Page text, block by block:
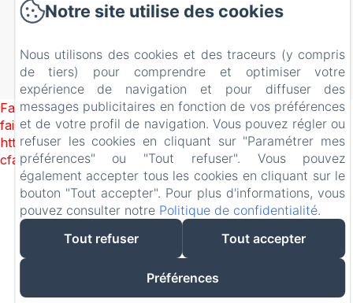
Créé par Amenitiz
Conditions Générales de Vente
Failed to load BookingEngine/index: Loading chunk 8127
failed. (missing:
https://d1cmur5l0xva3h.cloudfront.net/packs/8127-
cfabcb149315abdd-4e81f27ab116024e.js)
Notre site utilise des cookies
Nous utilisons des cookies et des traceurs (y compris
de tiers) pour comprendre et optimiser votre
expérience de navigation et pour diffuser des
messages publicitaires en fonction de vos préférences
et de votre profil de navigation. Vous pouvez régler ou
refuser les cookies en cliquant sur "Paramétrer mes
préférences" ou "Tout refuser". Vous pouvez
également accepter tous les cookies en cliquant sur le
bouton "Tout accepter". Pour plus d'informations, vous
pouvez consulter notre Politique de confidentialité.
Tout refuser
Tout accepter
Préférences